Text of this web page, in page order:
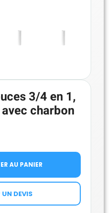
3/4 en 1,
charbon
AU PANIER
DEVIS